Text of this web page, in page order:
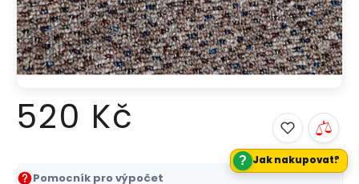
520 Kč
MěrnáPomocník pro výpočet
? Jak nakupovat?